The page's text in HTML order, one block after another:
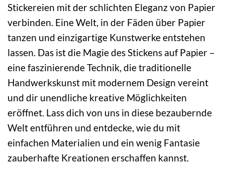
Stickereien mit der schlichten Eleganz von Papier
verbinden. Eine Welt, in der Fäden über Papier
tanzen und einzigartige Kunstwerke entstehen
lassen. Das ist die Magie des Stickens auf Papier –
eine faszinierende Technik, die traditionelle
Handwerkskunst mit modernem Design vereint
und dir unendliche kreative Möglichkeiten
eröffnet. Lass dich von uns in diese bezaubernde
Welt entführen und entdecke, wie du mit
einfachen Materialien und ein wenig Fantasie
zauberhafte Kreationen erschaffen kannst.